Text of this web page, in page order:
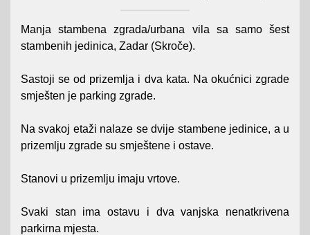
Manja stambena zgrada/urbana vila sa samo šest
stambenih jedinica, Zadar (Skroče).
Sastoji se od prizemlja i dva kata. Na okućnici zgrade
smješten je parking zgrade.
Na svakoj etaži nalaze se dvije stambene jedinice, a u
prizemlju zgrade su smještene i ostave.
Stanovi u prizemlju imaju vrtove.
Svaki stan ima ostavu i dva vanjska nenatkrivena
parkirna mjesta.